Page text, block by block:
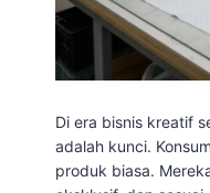
Di era bisnis kreatif
adalah kunci.
produk biasa.